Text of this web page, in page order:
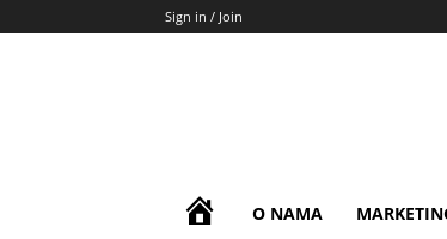
Sign in / Join
HOMEO NAMA